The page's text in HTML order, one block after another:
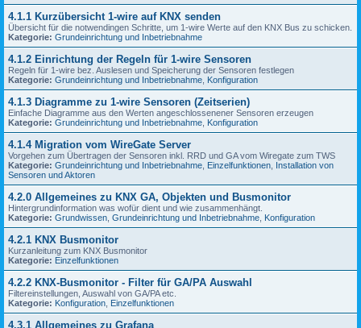
4.1.1 Kurzübersicht 1-wire auf KNX senden
Übersicht für die notwendingen Schritte, um 1-wire Werte auf den KNX Bus zu schicken.
Kategorie: Grundeinrichtung und Inbetriebnahme
4.1.2 Einrichtung der Regeln für 1-wire Sensoren
Regeln für 1-wire bez. Auslesen und Speicherung der Sensoren festlegen
Kategorie: Grundeinrichtung und Inbetriebnahme Konfiguration
4.1.3 Diagramme zu 1-wire Sensoren (Zeitserien)
Einfache Diagramme aus den Werten angeschlossenener Sensoren erzeugen
Kategorie: Grundeinrichtung und Inbetriebnahme Konfiguration
4.1.4 Migration vom WireGate Server
Vorgehen zum Übertragen der Sensoren inkl. RRD und GA vom Wiregate zum TWS
Kategorie: Grundeinrichtung und Inbetriebnahme Einzelfunktionen Installation von
Sensoren und Aktoren
4.2.0 Allgemeines zu KNX GA, Objekten und Busmonitor
Hintergrundinformation was wofür dient und wie zusammenhängt.
Kategorie: Grundwissen Grundeinrichtung und Inbetriebnahme Konfiguration
4.2.1 KNX Busmonitor
Kurzanleitung zum KNX Busmonitor
Kategorie: Einzelfunktionen
4.2.2 KNX-Busmonitor - Filter für GA/PA Auswahl
Filtereinstellungen, Auswahl von GA/PA etc.
Kategorie: Konfiguration Einzelfunktionen
4.3.1 Allgemeines zu Grafana